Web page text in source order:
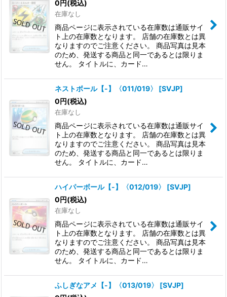
0 円(税込)
在庫なし
商品ページに表示されている在庫数は通販サイ
ト上の在庫数となります。 店舗の在庫数とは異
なりますのでご注意ください。 商品写真は見本
のため、発送する商品と同一であるとは限りま
せん。 タイトルに、カード…
ネストボール【-】〈011/019〉 [SVJP]
0円(税込)
在庫なし
商品ページに表示されている在庫数は通販サイ
ト上の在庫数となります。 店舗の在庫数とは異
なりますのでご注意ください。 商品写真は見本
のため、発送する商品と同一であるとは限りま
せん。 タイトルに、カード…
ハイパーボール【-】〈012/019〉 [SVJP]
0円(税込)
在庫なし
商品ページに表示されている在庫数は通販サイ
ト上の在庫数となります。 店舗の在庫数とは異
なりますのでご注意ください。 商品写真は見本
のため、発送する商品と同一であるとは限りま
せん。 タイトルに、カード…
ふしぎなアメ【-】〈013/019〉 [SVJP]